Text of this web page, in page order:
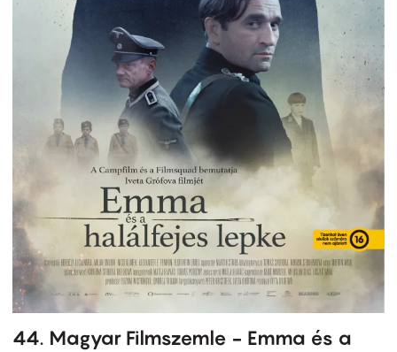
44. Magyar Filmszemle - Emma és a